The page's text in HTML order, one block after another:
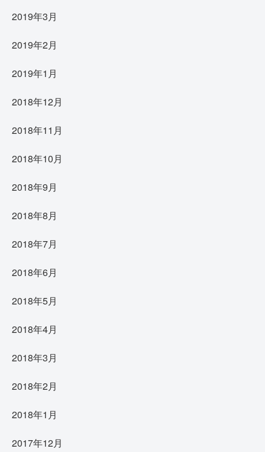
2019年3月
2019年2月
2019年1月
2018年12月
2018年11月
2018年10月
2018年9月
2018年8月
2018年7月
2018年6月
2018年5月
2018年4月
2018年3月
2018年2月
2018年1月
2017年12月